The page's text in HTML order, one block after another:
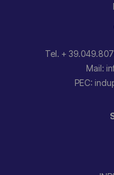
Tel. +
Mail:
PEC: